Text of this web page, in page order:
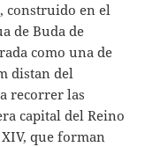
construido en el
de Buda de
como una de
distan del
recorrer las
capital del Reino
que forman